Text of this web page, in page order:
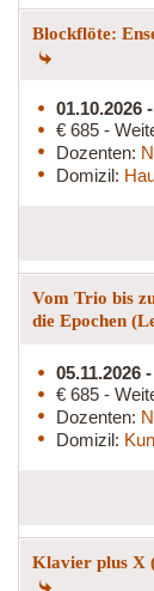
Blockflöte:
01.10.2026
€ 685 -
Dozenten:
Domizil:
Vom Trio bis
die Epochen
05.11.2026
€ 685 -
Dozenten:
Domizil:
Klavier plus X